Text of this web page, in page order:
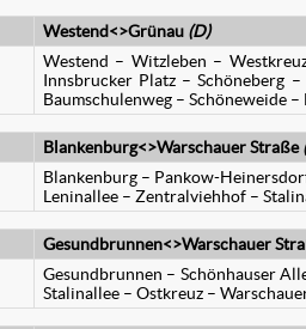
Westend<>Grünau (D)
Westend – Witzleben –
Innsbrucker Platz – Schöneberg
Baumschulenweg – Schöneweide
Blankenburg<>Warschauer Straße
Blankenburg – Pankow-
Leninallee – Zentralviehhof –
Gesundbrunnen<>Warschauer
Gesundbrunnen – Schönhauser
Stalinallee – Ostkreuz –